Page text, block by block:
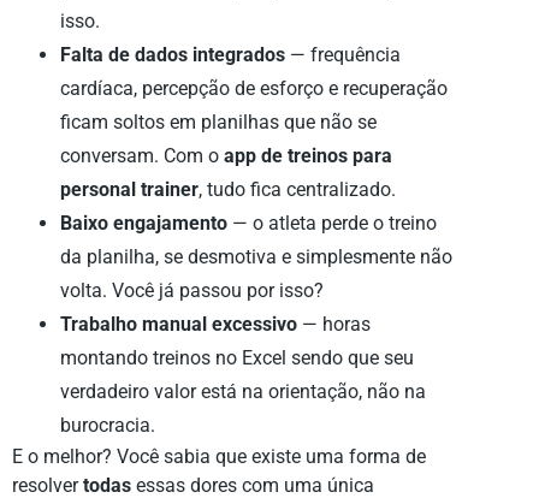
isso.
Falta de dados integrados — frequência
cardíaca, percepção de esforço e recuperação
ficam soltos em planilhas que não se
conversam. Com o app de treinos para
personal trainer, tudo fica centralizado.
Baixo engajamento — o atleta perde o treino
da planilha, se desmotiva e simplesmente não
volta. Você já passou por isso?
Trabalho manual excessivo — horas
montando treinos no Excel sendo que seu
verdadeiro valor está na orientação, não na
burocracia.
E o melhor? Você sabia que existe uma forma de
resolvertodas essas dores com uma única